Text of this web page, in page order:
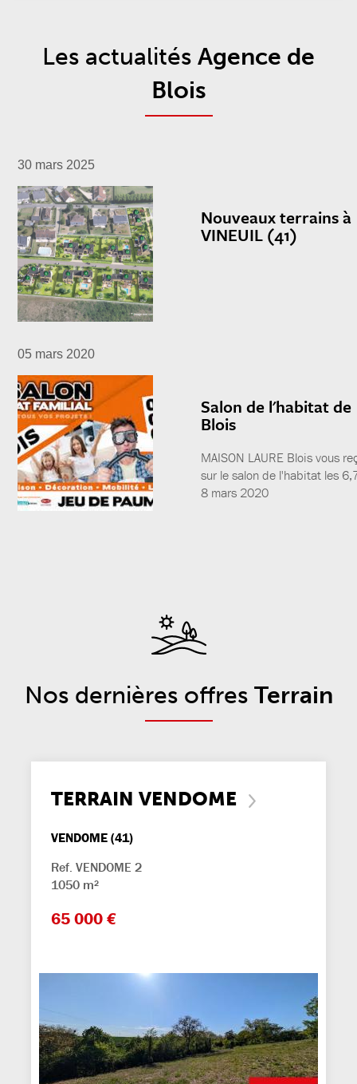
Les actualités Agence de
Blois
30 mars 2025
Nouveaux terrains à
VINEUIL (41)
05 mars 2020
Salon de l'habitat de
Blois
MAISON LAURE Blois vous
sur le salon de l'habitat les
8 mars 2020
Nos dernières offres Terrain
TERRAIN VENDOME
VENDOME (41)
Ref. VENDOME 2
1050 m²
65 000 €